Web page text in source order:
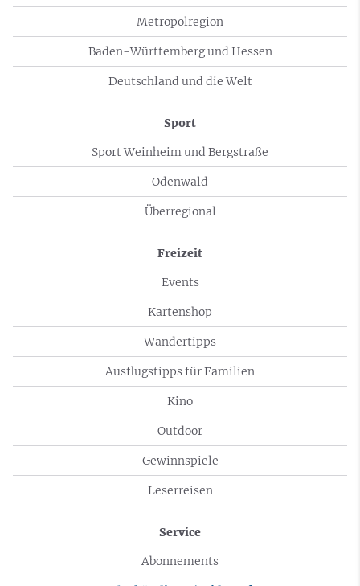
Metropolregion
Baden-Württemberg und Hessen
Deutschland und die Welt
Sport
Sport Weinheim und Bergstraße
Odenwald
Überregional
Freizeit
Events
Kartenshop
Wandertipps
Ausflugstipps für Familien
Kino
Outdoor
Gewinnspiele
Leserreisen
Service
Abonnements